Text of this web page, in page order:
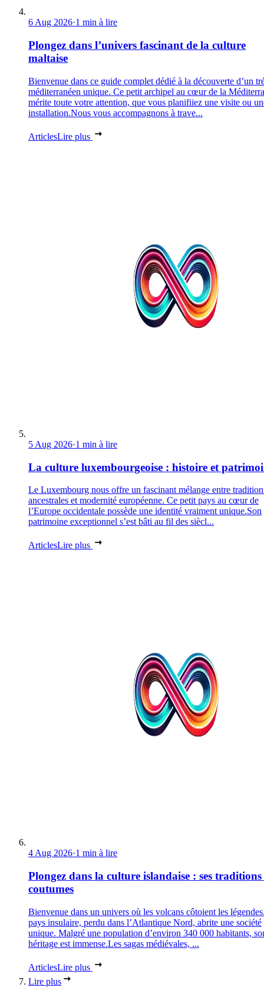
6 Aug 2026·1 min à lire
Plongez dans l’univers fascinant de la culture
maltaise
Bienvenue dans ce guide complet dédié à la découverte d’un
méditerranéen unique. Ce petit archipel au cœur de la
mérite toute votre attention, que vous planifiiez une visite ou
installation.Nous vous accompagnons à trave...
ArticlesLire plus
5 Aug 2026·1 min à lire
La culture luxembourgeoise : histoire et
Le Luxembourg nous offre un fascinant mélange entre
ancestrales et modernité européenne. Ce petit pays au cœur de
l’Europe occidentale possède une identité vraiment unique.Son
patrimoine exceptionnel s’est bâti au fil des siècl...
ArticlesLire plus
4 Aug 2026·1 min à lire
Plongez dans la culture islandaise : ses traditions
coutumes
Bienvenue dans un univers où les volcans côtoient les
pays insulaire, perdu dans l’Atlantique Nord, abrite une société
unique. Malgré une population d’environ 340 000 habitants,
héritage est immense.Les sagas médiévales, ...
ArticlesLire plus
Lire plus